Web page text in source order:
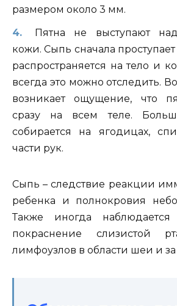
размером около 3 мм.
Пятна не выступают
кожи. Сыпь сначала
распространяется на тело и
всегда это можно отследить.
возникает ощущение, что
сразу на всем теле.
собирается на ягодицах,
части рук.
Сыпь – следствие реакции
ребенка и полнокровия
Также иногда
покраснение слизистой
лимфоузлов в области шеи и